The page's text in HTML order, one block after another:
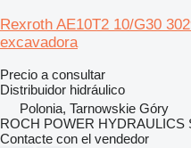
Rexroth AE10T2 10/G30
excavadora
Precio a consultar
Distribuidor hidráulico
Polonia, Tarnowskie Góry
ROCH POWER HYDRAULICS
Contacte con el vendedor